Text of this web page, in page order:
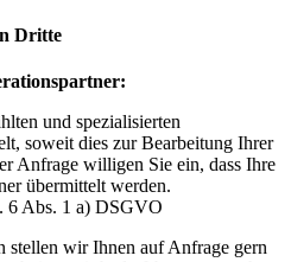
Dritte
und spezialisierten
soweit dies zur Bearbeitung Ihrer
Anfrage willigen Sie ein, dass Ihre
übermittelt werden.
6 Abs. 1 a) DSGVO
stellen wir Ihnen auf Anfrage gern